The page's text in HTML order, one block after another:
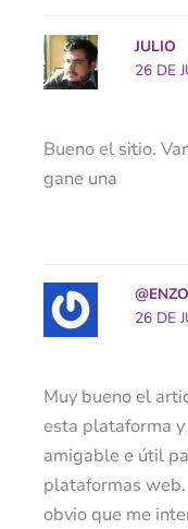
JULIO
26 DE
Bueno el sitio.
gane una
26 DE
Muy bueno el
esta plataforma
amigable e útil
plataformas
obvio que me